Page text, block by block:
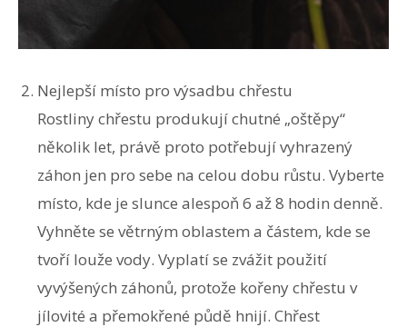
Nejlepší místo pro výsadbu chřestu
Rostliny chřestu produkují chutné „oštěpy“
několik let, právě proto potřebují vyhrazený
záhon jen pro sebe na celou dobu růstu. Vyberte
místo, kde je slunce alespoň 6 až 8 hodin denně.
Vyhněte se větrným oblastem a částem, kde se
tvoří louže vody. Vyplatí se zvážit použití
vyvýšených záhonů, protože kořeny chřestu v
jílovité a přemokřené půdě hnijí. Chřest